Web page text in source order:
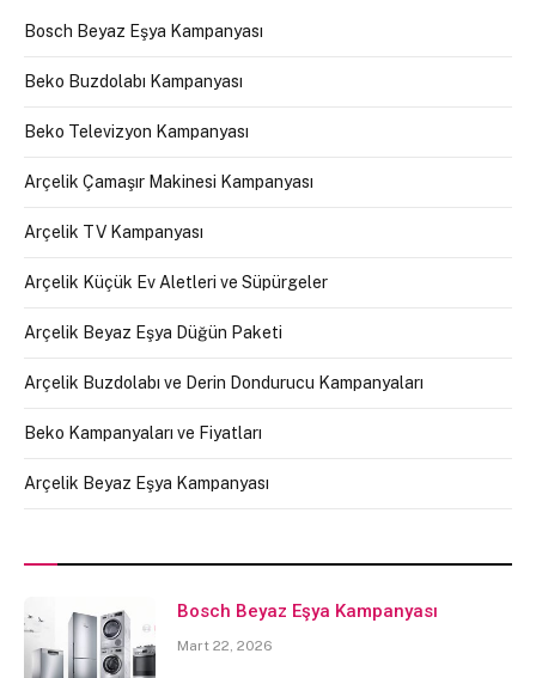
Bosch Beyaz Eşya Kampanyası
Beko Buzdolabı Kampanyası
Beko Televizyon Kampanyası
Arçelik Çamaşır Makinesi Kampanyası
Arçelik TV Kampanyası
Arçelik Küçük Ev Aletleri ve Süpürgeler
Arçelik Beyaz Eşya Düğün Paketi
Arçelik Buzdolabı ve Derin Dondurucu Kampanyaları
Beko Kampanyaları ve Fiyatları
Arçelik Beyaz Eşya Kampanyası
Bosch Beyaz Eşya Kampanyası
Mart 22, 2026